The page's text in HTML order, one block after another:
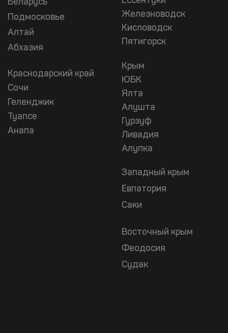
Беларусь
Подмосковье
Алтай
Абхазия
Краснодарский край
Сочи
Геленджик
Туапсе
Анапа
Железноводск
Кисловодск
Пятигорск
Крым
ЮБК
Ялта
Алушта
Гурзуф
Ливадия
Алупка
Западный крым
Евпатория
Саки
Восточный крым
Феодосия
Судак